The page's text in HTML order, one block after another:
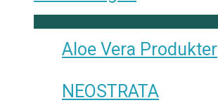
Aloe Vera Produkter
NEOSTRATA